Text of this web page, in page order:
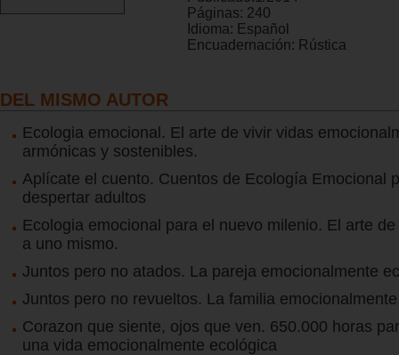
Páginas: 240
Idioma: Español
Encuadernación: Rústica
DEL MISMO AUTOR
Ecologia emocional. El arte de vivir vidas
armónicas y sostenibles.
Aplícate el cuento. Cuentos de Ecología Emocional
despertar adultos
Ecologia emocional para el nuevo milenio. El arte
a uno mismo.
Juntos pero no atados. La pareja emocionalmente
Juntos pero no revueltos. La familia
Corazon que siente, ojos que ven. 650.000 horas
una vida emocionalmente ecológica